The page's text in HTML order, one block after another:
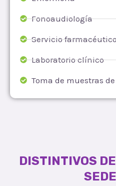
Fonoaudiología
Servicio
Laboratorio clínico
Toma de muestras
DISTINTIVOS